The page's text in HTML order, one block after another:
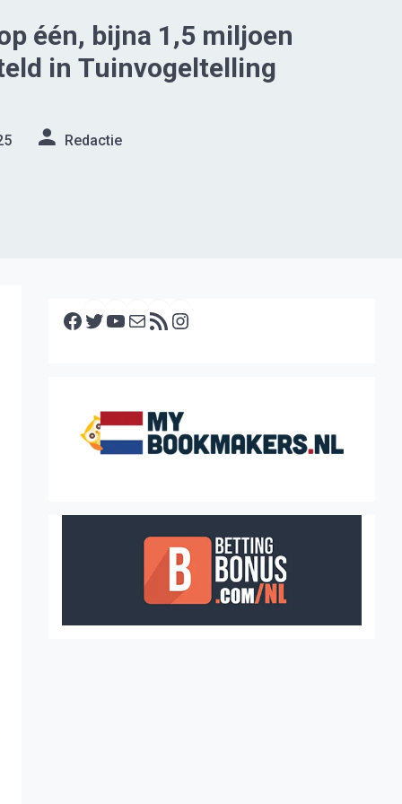
één, bijna 1,5 miljoen
in Tuinvogeltelling
Redactie
Facebook Twitter YouTube E-mail RSS feed